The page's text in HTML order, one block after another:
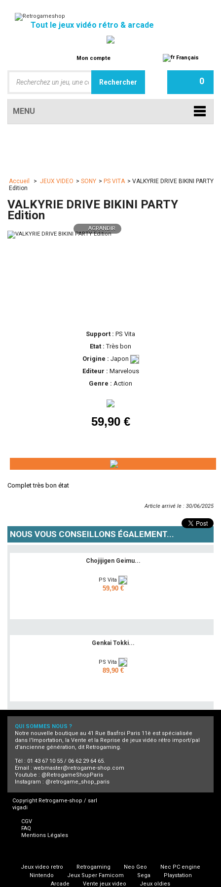
Tout le jeux vidéo rétro & arcade
Mon compte Français
0
MENU
Accueil > JEUX VIDEO > SONY > PS VITA > VALKYRIE DRIVE BIKINI PARTY
Edition
VALKYRIE DRIVE BIKINI PARTY
Edition
AGRANDIR
Support : PS Vita
Etat :Très bon
Origine : Japon
Editeur : Marvelous
Genre : Action
59,90 €
Complet très bon état
Article arrivé le : 30/06/2025
NOUS VOUS CONSEILLONS ÉGALEMENT...
Chojijigen Geimu...
PS Vita
59,90 €
Genkai Tokki...
PS Vita
89,90 €
QUI SOMMES NOUS ?
Notre nouvelle boutique au 41 Rue Basfroi Paris 11è est spécialisée
dans l'Importation, la Vente et la Reprise de jeux vidéo rétro import/pal
d'ancienne génération, dit Retrogaming.
Tél : 01 43 67 10 55 / 06 62 29 64 65.
Email : webmaster@retrogame-shop.com
Youtube : @RetrogameShopParis
Instagram : @retrogame_shop_paris
Copyright Retrogame-shop / sarl
vigadi
CGV
FAQ
Mentions Légales
Jeux video retro Retrogaming Neo Geo
Nec PC engine
Nintendo
Jeux Super Famicom Sega
Playstation
Arcade
Vente jeux video Jeux oldies